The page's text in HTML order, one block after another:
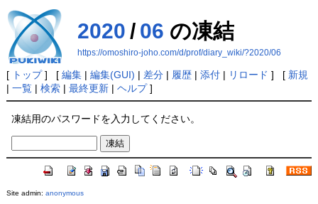
2020 / 06 の凍結
https://omoshiro-joho.com/d/prof/diary_wiki/?2020/06
[ トップ] [ 編集| 編集(GUI) | 差分| 履歴| 添付| リロード ] [ 新規
| 一覧| 検索| 最終更新| ヘルプ]
凍結用のパスワードを入力してください。
Site admin: anonymous